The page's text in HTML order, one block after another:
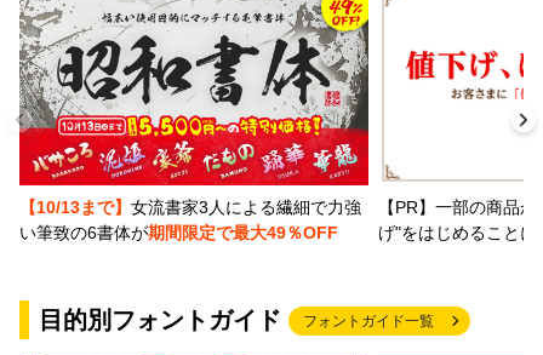
【10/13まで】 女流書家3人による繊細で力強
い筆致の6書体が期間限定で最大49％OFF
【PR】一部の商品
げ"をはじめること
目的別フォントガイド フォントガイド一覧